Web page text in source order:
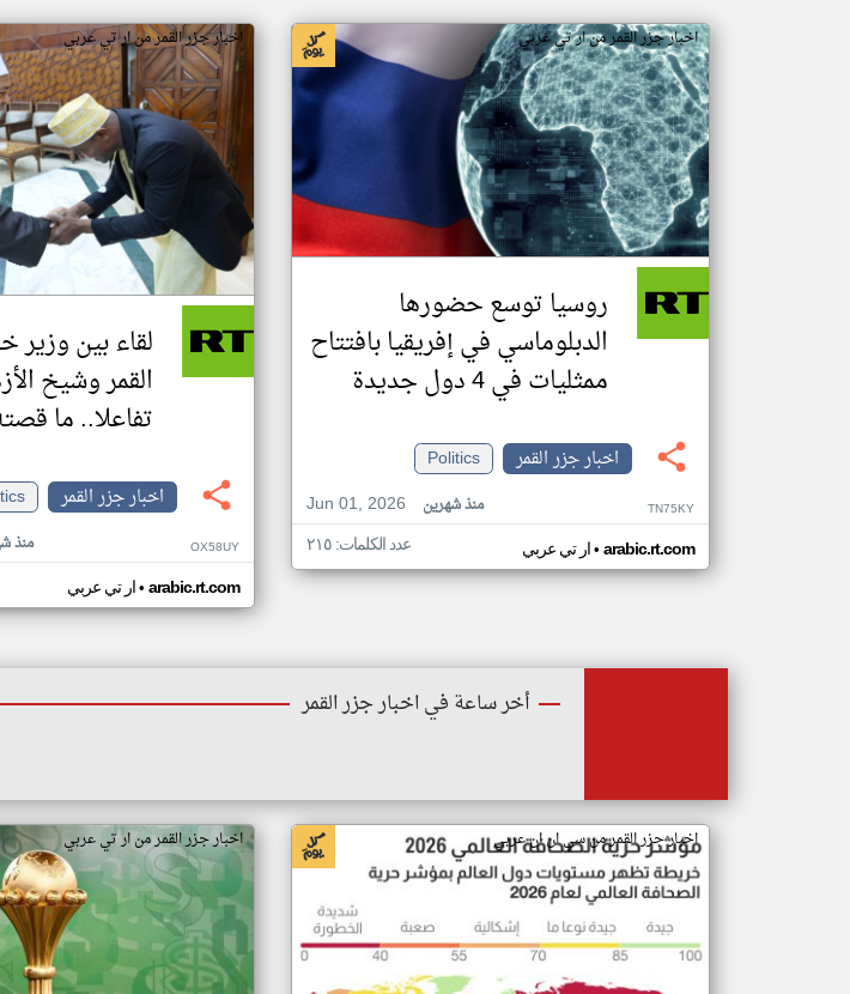
اخبار جزر القمر من ار تي عربي
روسيا توسع حضورها
الدبلوماسي في إفريقيا بافتتاح
ممثليات في 4 دول جديدة
اخبار جزر القمر
Politics
Jun 01, 2026
منذ شهرين TN75KY
ار تي عربي• arabic.rt.com عدد الكلمات: ٢١٥
اخبار جزر القمر من ار تي عربي
لقاء بين وزير
القمر وشيخ
تفاعلا.. ما
اخبار جزر القمر
منذ OX58UY
ار تي عربي• arabic.rt.com
أخر ساعة في اخبار جزر القمر
اخبار جزر القمر من سي ان ان عربي اخبار جزر القمر من ار تي عربي